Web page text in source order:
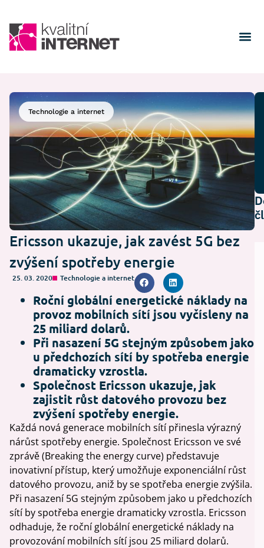
Technologie a internet
Ericsson ukazuje, jak zavést 5G bez
zvýšení spotřeby energie
25. 03. 2020 Technologie a internet
Roční globální energetické náklady na
provoz mobilních sítí jsou vyčísleny na
25 miliard dolarů.
Při nasazení 5G stejným způsobem jako
u předchozích sítí by spotřeba energie
dramaticky vzrostla.
Společnost Ericsson ukazuje, jak
zajistit růst datového provozu bez
zvýšení spotřeby energie.
Každá nová generace mobilních sítí přinesla výrazný
nárůst spotřeby energie. Společnost Ericsson ve své
zprávě (Breaking the energy curve) představuje
inovativní přístup, který umožňuje exponenciální růst
datového provozu, aniž by se spotřeba energie zvýšila.
Při nasazení 5G stejným způsobem jako u předchozích
sítí by spotřeba energie dramaticky vzrostla. Ericsson
odhaduje, že roční globální energetické náklady na
provozování mobilních sítí jsou 25 miliard dolarů.